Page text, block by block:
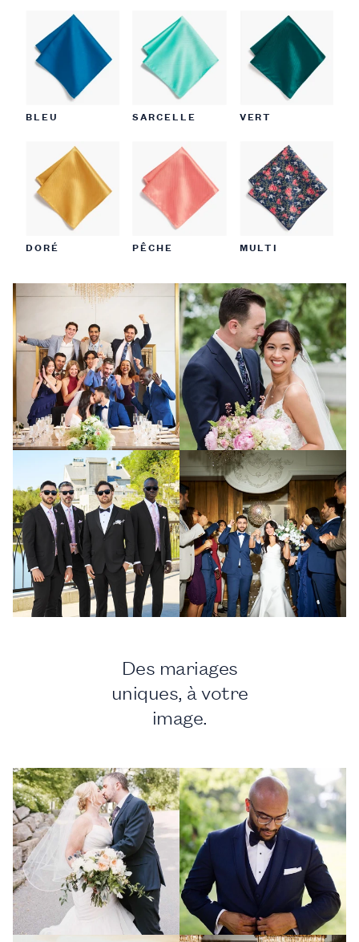
BLEU SARCELLE VERT
DORÉ PÊCHE MULTI
Des mariages
uniques, à votre
image.